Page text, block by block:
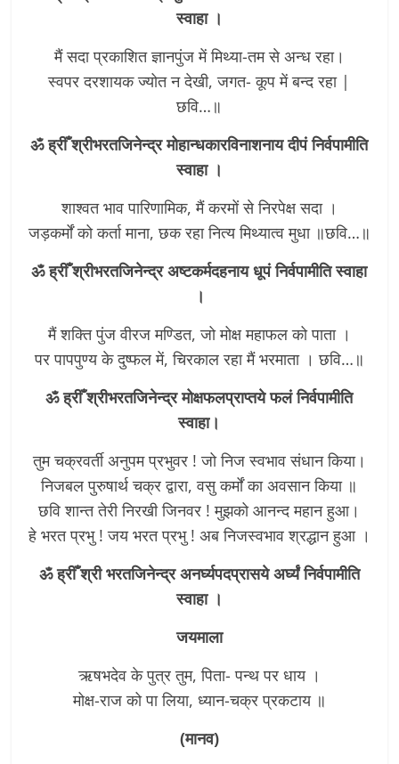
स्वाहा ।
मैं सदा प्रकाशित ज्ञानपुंज में मिथ्या-तम से अन्ध रहा।
स्वपर दरशायक ज्योत न देखी, जगत- कूप में बन्द रहा |
छवि…॥
ॐ ह्रीँ श्रीभरतजिनेन्द्र मोहान्धकारविनाशनाय दीपं निर्वपामीति
स्वाहा ।
शाश्वत भाव पारिणामिक, मैं करमों से निरपेक्ष सदा ।
जड़कर्मों को कर्ता माना, छक रहा नित्य मिथ्यात्व मुधा ॥छवि…॥
ॐ ह्रीँ श्रीभरतजिनेन्द्र अष्टकर्मदहनाय धूपं निर्वपामीति स्वाहा
।
मैं शक्ति पुंज वीरज मण्डित, जो मोक्ष महाफल को पाता ।
पर पापपुण्य के दुष्फल में, चिरकाल रहा मैं भरमाता । छवि…॥
ॐ ह्रीँ श्रीभरतजिनेन्द्र मोक्षफलप्राप्तये फलं निर्वपामीति
स्वाहा।
तुम चक्रवर्ती अनुपम प्रभुवर ! जो निज स्वभाव संधान किया।
निजबल पुरुषार्थ चक्र द्वारा, वसु कर्मों का अवसान किया ॥
छवि शान्त तेरी निरखी जिनवर ! मुझको आनन्द महान हुआ।
हे भरत प्रभु ! जय भरत प्रभु ! अब निजस्वभाव श्रद्धान हुआ ।
ॐ ह्रीँ श्री भरतजिनेन्द्र अनर्घ्यपदप्रासये अर्घ्यं निर्वपामीति
स्वाहा ।
जयमाला
ऋषभदेव के पुत्र तुम, पिता- पन्थ पर धाय ।
मोक्ष-राज को पा लिया, ध्यान-चक्र प्रकटाय ॥
(मानव)